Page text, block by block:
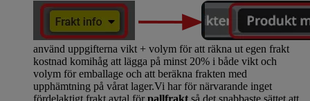
använd uppgifterna vikt + volym för att räkna ut egen frakt
kostnad komihåg att lägga på minst 20% i både vikt och
volym för emballage och att beräkna frakten med
upphämtning på vårat lager.Vi har för närvarande inget